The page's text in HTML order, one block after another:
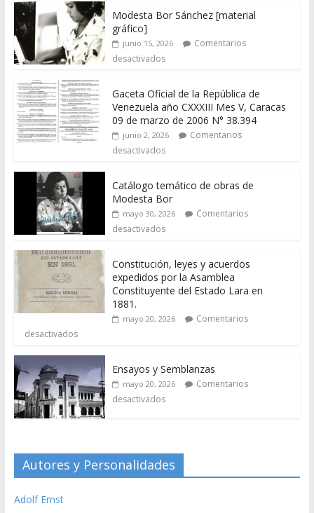
Modesta Bor Sánchez [material
gráfico]
junio 15, 2026
Comentarios
desactivados
Gaceta Oficial de la República de
Venezuela año CXXXIII Mes V, Caracas
09 de marzo de 2006 N° 38.394
junio 2, 2026
Comentarios
desactivados
Catálogo temático de obras de
Modesta Bor
mayo 30, 2026
Comentarios
desactivados
Constitución, leyes y acuerdos
expedidos por la Asamblea
Constituyente del Estado Lara en
1881.
mayo 20, 2026
Comentarios
desactivados
Ensayos y Semblanzas
mayo 20, 2026
Comentarios
desactivados
Autores y Personalidades
Adolf Ernst